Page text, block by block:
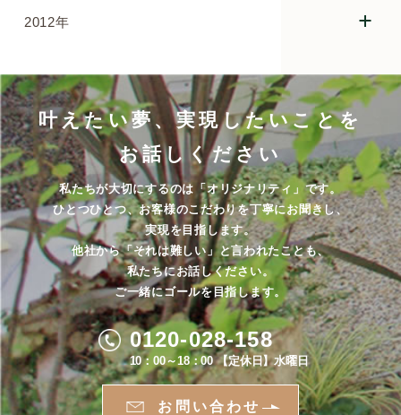
2012年
叶えたい夢、実現したいことを
お話しください
私たちが大切にするのは「オリジナリティ」です。
ひとつひとつ、お客様のこだわりを丁寧にお聞きし、
実現を目指します。
他社から「それは難しい」と言われたことも、
私たちにお話しください。
ご一緒にゴールを目指します。
0120-028-158
10：00～18：00 【定休日】水曜日
お問い合わせ